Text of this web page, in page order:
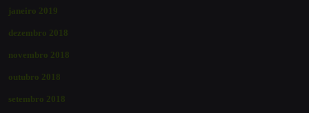
janeiro 2019
dezembro 2018
novembro 2018
outubro 2018
setembro 2018